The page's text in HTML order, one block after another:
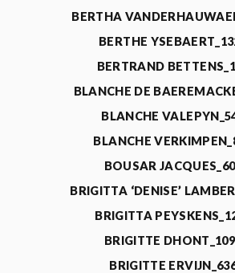
BERTHA
BERTHE
BERTRAND
BLANCHE DE
BLANCHE
BLANCHE
BOUSAR
BRIGITTA ‘DENISE’
BRIGITTA
BRIGITTE
BRIGITTE